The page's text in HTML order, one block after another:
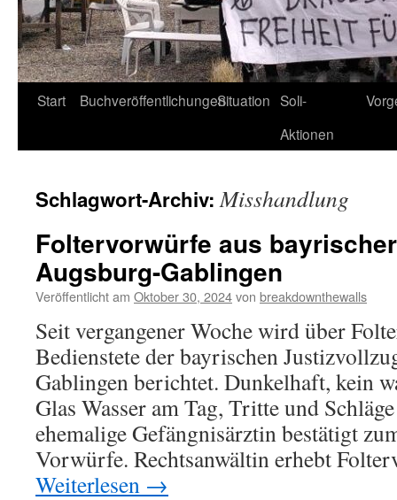
Start BuchveröffentlichungenSituation Soli-
Aktionen
Schlagwort-Archiv:Misshandlung
Foltervorwürfe aus
Augsburg-Gablingen
Veröffentlicht am Oktober 30, 2024von breakdownthewalls
Seit vergangener Woche wird über
Bedienstete der bayrischen
Gablingen berichtet. Dunkelhaft, kein
Glas Wasser am Tag, Tritte und
ehemalige Gefängnisärztin bestätigt
Vorwürfe. Rechtsanwältin erhebt
Weiterlesen →